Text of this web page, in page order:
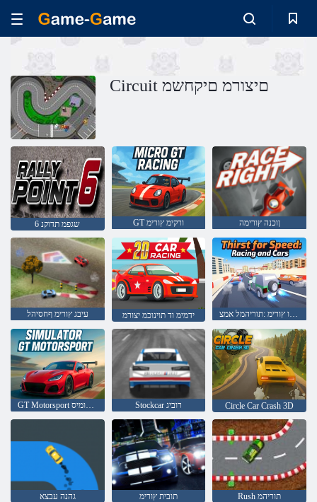
Circuit םיצורמ םיקחשמ
6 שגפמ תדוקנ GT ורקימ ץורימ ןוכנה ץורימה
עיבג ץורימ ףחסיהל ידמימ וד תוינוכמ יצורמ תוינוכמו ץורימ :תוריהמל אמצ
GT Motorsport רוטלומיס Stockcar רוביג Circle Car Crash 3D
גהנה עבצא תובית ץורימ Rush תוריהמ